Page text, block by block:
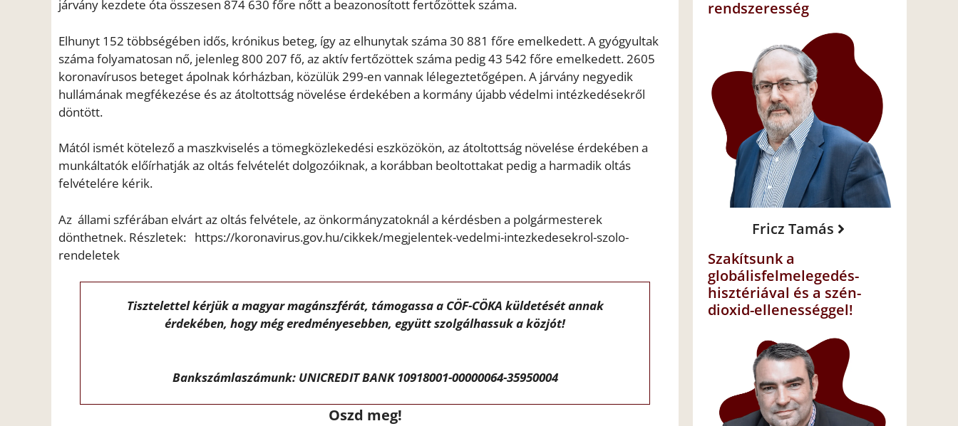
járvány kezdete óta összesen 874 630 főre nőtt a beazonosított fertőzöttek száma.
Elhunyt 152 többségében idős, krónikus beteg, így az elhunytak száma 30 881 főre emelkedett. A gyógyultak
száma folyamatosan nő, jelenleg 800 207 fő, az aktív fertőzöttek száma pedig 43 542 főre emelkedett. 2605
koronavírusos beteget ápolnak kórházban, közülük 299-en vannak lélegeztetőgépen. A járvány negyedik
hullámának megfékezése és az átoltottság növelése érdekében a kormány újabb védelmi intézkedésekről
döntött.
Mától ismét kötelező a maszkviselés a tömegközlekedési eszközökön, az átoltottság növelése érdekében a
munkáltatók előírhatják az oltás felvételét dolgozóiknak, a korábban beoltottakat pedig a harmadik oltás
felvételére kérik.
Az állami szférában elvárt az oltás felvétele, az önkormányzatoknál a kérdésben a polgármesterek
dönthetnek. Részletek: https://koronavirus.gov.hu/cikkek/megjelentek-vedelmi-intezkedesekrol-szolo-
rendeletek
Tisztelettel kérjük a magyar magánszférát, támogassa a CÖF-CÖKA küldetését annak
érdekében, hogy még eredményesebben, együtt szolgálhassuk a közjót!
Bankszámlaszámunk: UNICREDIT BANK 10918001-00000064-35950004
Oszd meg!
rendszeresség
Fricz Tamás
Szakítsunk a
globálisfelmelegedés-
hisztériával és a szén-
dioxid-ellenességgel!